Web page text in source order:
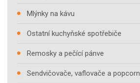
Mlýnky na kávu
Ostatní kuchyňské spotřebiče
Remosky a pečící pánve
Sendvičovače, vaflovače a popcorn